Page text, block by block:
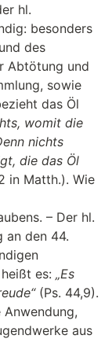
hl.
besonders
des
Abtötung und
sowie
das Öl
womit die
nichts
die das Öl
in Matth.). Wie
– Der hl.
an den 44.
es: „Es
(Ps. 44,9).
aus